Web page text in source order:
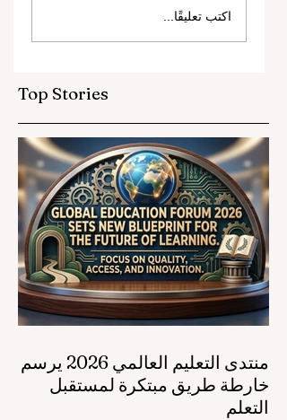
والشراكات الاستراتيجية
ترتقي بمعايير التعليم
اكتب تعليقًا...
Top Stories
منتدى التعليم العالمي 2026 يرسم
خارطة طريق مبتكرة لمستقبل
التعلم